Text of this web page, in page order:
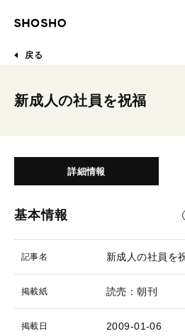
戻る
新成人の社員を祝福
詳細情報
基本情報
記事名 新成人の社員を
掲載紙 読売：朝刊
掲載日 2009-01-06